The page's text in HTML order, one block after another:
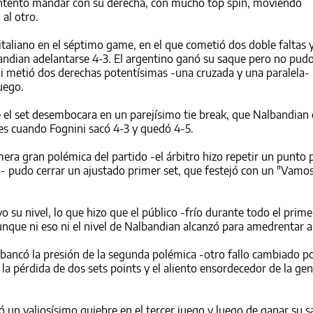
al otro.
en el séptimo game, en el que cometió dos doble faltas
adelantarse 4-3. El argentino ganó su saque pero no
metió dos derechas potentísimas -una cruzada y una paralela-
set desembocara en un parejísimo tie break, que Nalbandian
cuando Fognini sacó 4-3 y quedó 4-5.
gran polémica del partido -el árbitro hizo repetir un punto
pudo cerrar un ajustado primer set, que festejó con un
su nivel, lo que hizo que el público -frío durante todo el
ni eso ni el nivel de Nalbandian alcanzó para amedrentar
la presión de la segunda polémica -otro fallo cambiado
pérdida de dos sets points y el aliento ensordecedor de la
valiosísimo quiebre en el tercer juego y luego de ganar su